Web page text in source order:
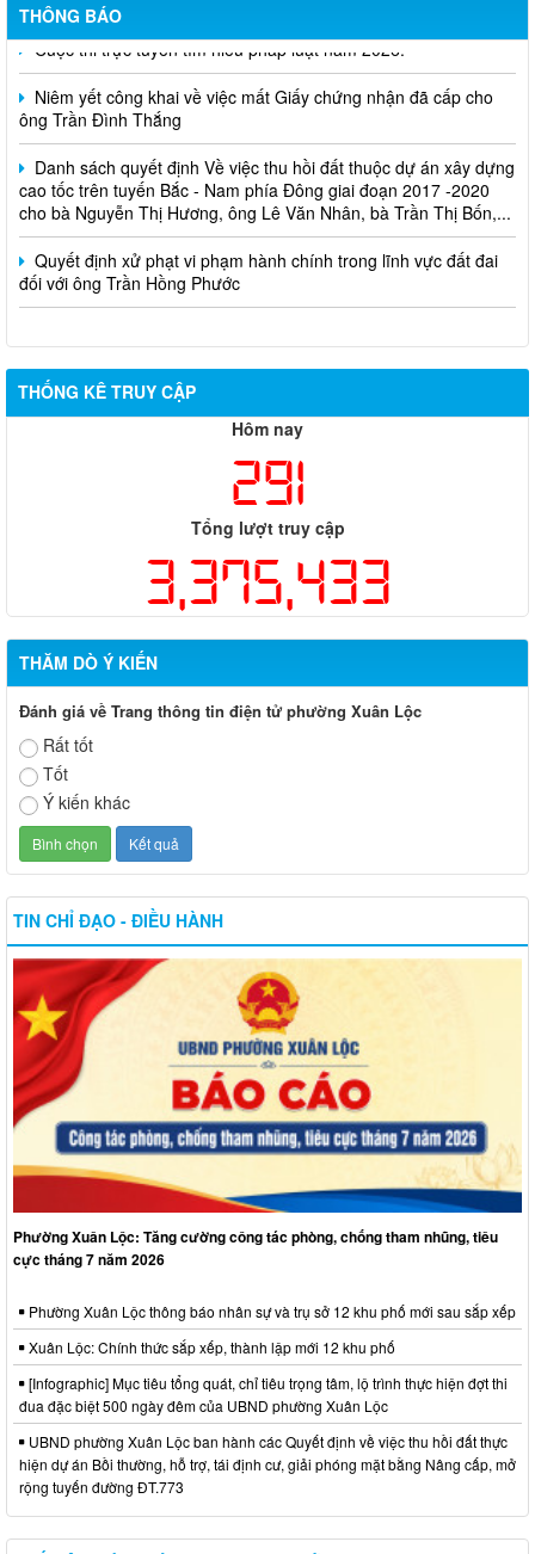
THÔNG BÁO
Niêm yết công khai về việc mất Giấy chứng nhận đã cấp cho
ông Trần Đình Thắng
Danh sách quyết định Về việc thu hồi đất thuộc dự án xây dựng
cao tốc trên tuyến Bắc - Nam phía Đông giai đoạn 2017 -2020
cho bà Nguyễn Thị Hương, ông Lê Văn Nhân, bà Trần Thị Bốn,...
Quyết định xử phạt vi phạm hành chính trong lĩnh vực đất đai
đối với ông Trần Hồng Phước
THỐNG KÊ TRUY CẬP
Hôm nay
291
Tổng lượt truy cập
3,375,433
THĂM DÒ Ý KIẾN
Đánh giá về Trang thông tin điện tử phường Xuân Lộc
Rất tốt
Tốt
Ý kiến khác
TIN CHỈ ĐẠO - ĐIỀU HÀNH
Phường Xuân Lộc: Tăng cường công tác phòng, chống tham nhũng, tiêu
cực tháng 7 năm 2026
Phường Xuân Lộc thông báo nhân sự và trụ sở 12 khu phố mới sau sắp xếp
Xuân Lộc: Chính thức sắp xếp, thành lập mới 12 khu phố
[Infographic] Mục tiêu tổng quát, chỉ tiêu trọng tâm, lộ trình thực hiện đợt thi
đua đặc biệt 500 ngày đêm của UBND phường Xuân Lộc
UBND phường Xuân Lộc ban hành các Quyết định về việc thu hồi đất thực
hiện dự án Bồi thường, hỗ trợ, tái định cư, giải phóng mặt bằng Nâng cấp, mở
rộng tuyến đường ĐT.773